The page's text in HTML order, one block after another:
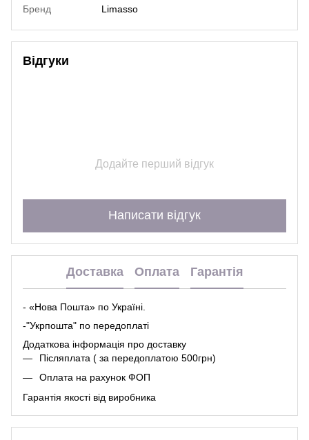
Бренд Limasso
Відгуки
Додайте перший відгук
Написати відгук
Доставка Оплата Гарантія
- «Нова Пошта» по Україні.
-"Укрпошта" по передоплаті
Додаткова інформація про доставку
Післяплата ( за передоплатою 500грн)
Оплата на рахунок ФОП
Гарантія якості від виробника